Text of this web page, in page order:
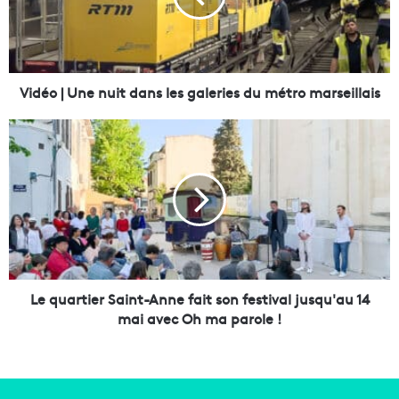
|
U
n
e
i
t
a
s
l
e
s
Vidéo | Une nuit dans les galeries du métro marseillais
L
e
u
r
t
i
e
Le quartier Saint-Anne fait son festival jusqu'au 14
mai avec Oh ma parole !